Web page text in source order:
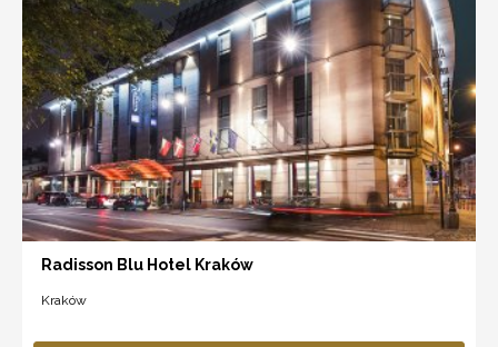
Radisson Blu Hotel Kraków
Kraków